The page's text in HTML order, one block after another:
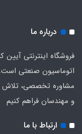
درباره ما
فروشگاه اینترنتی آیین
اتوماسیون صنعتی است.
مشاوره تخصصی، تلاش
و مهندسان فراهم کنیم
ارتباط با ما